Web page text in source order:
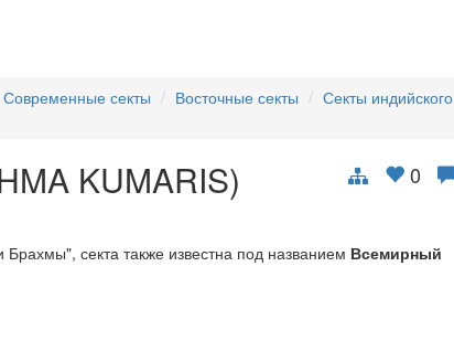
Современные секты Восточные секты
Секты индийского
0
KUMARIS)
Брахмы", секта также известна под названием Всемирный